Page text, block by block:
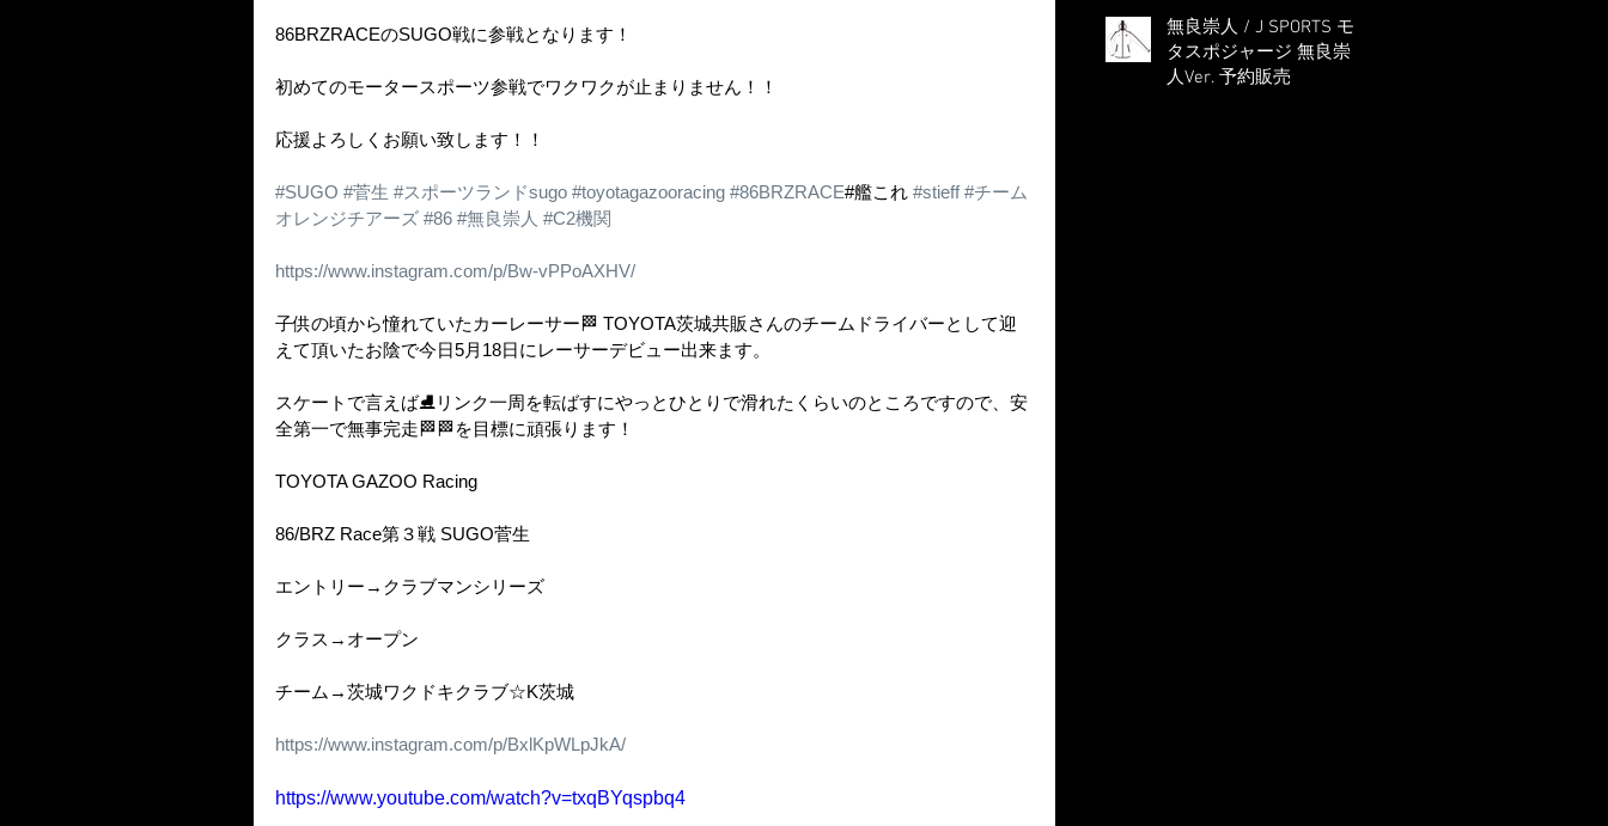
86BRZRACEのSUGO戦に参戦となります！
初めてのモータースポーツ参戦でワクワクが止まりません！！
応援よろしくお願い致します！！
#SUGO #菅生 #スポーツランドsugo #toyotagazooracing #86BRZRACE#艦これ #stieff #チーム
オレンジチアーズ #86 #無良崇人 #C2機関
https://www.instagram.com/p/Bw-vPPoAXHV/
子供の頃から憧れていたカーレーサー🏁 TOYOTA茨城共販さんのチームドライバーとして迎
えて頂いたお陰で今日5月18日にレーサーデビュー出来ます。
スケートで言えば⛸リンク一周を転ばすにやっとひとりで滑れたくらいのところですので、安
全第一で無事完走🏁🏁を目標に頑張ります！
TOYOTA GAZOO Racing
86/BRZ Race第３戦 SUGO菅生
エントリー→クラブマンシリーズ
クラス→オープン
チーム→茨城ワクドキクラブ☆K茨城
https://www.instagram.com/p/BxlKpWLpJkA/
https://www.youtube.com/watch?v=txqBYqspbq4
無良崇人 / J SPORTS モ
タスポジャージ 無良崇
人Ver. 予約販売